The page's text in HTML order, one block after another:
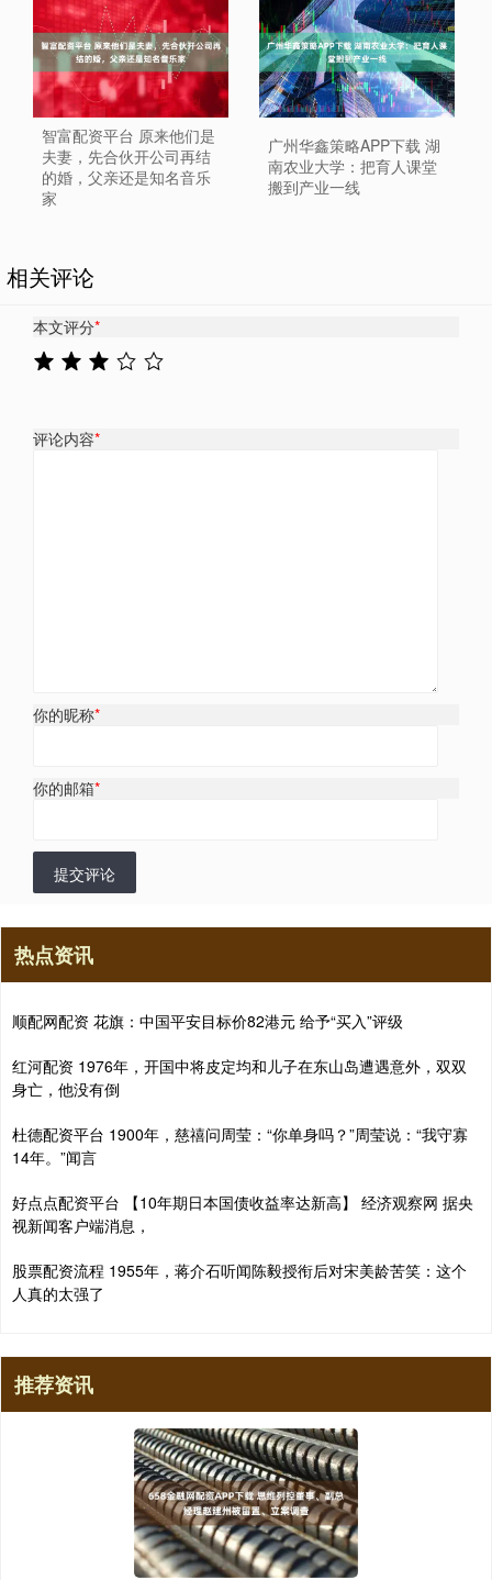
智富配资平台 原来他们是
夫妻，先合伙开公司再结
的婚，父亲还是知名音乐
家
广州华鑫策略APP下载 湖
南农业大学：把育人课堂
搬到产业一线
相关评论
本文评分*
评论内容*
你的昵称*
你的邮箱*
提交评论
热点资讯
顺配网配资 花旗：中国平安目标价82港元 给予“买入”评级
红河配资 1976年，开国中将皮定均和儿子在东山岛遭遇意外，双双
身亡，他没有倒
杜德配资平台 1900年，慈禧问周莹：“你单身吗？”周莹说：“我守寡
14年。”闻言
好点点配资平台 【10年期日本国债收益率达新高】 经济观察网 据央
视新闻客户端消息，
股票配资流程 1955年，蒋介石听闻陈毅授衔后对宋美龄苦笑：这个
人真的太强了
推荐资讯